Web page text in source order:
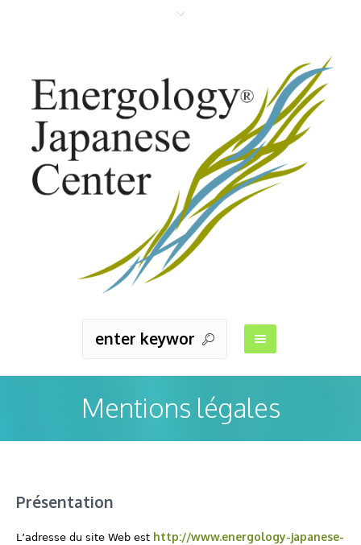
Mentions légales
Présentation
L’adresse du site Web est http://www.energology-japanese-